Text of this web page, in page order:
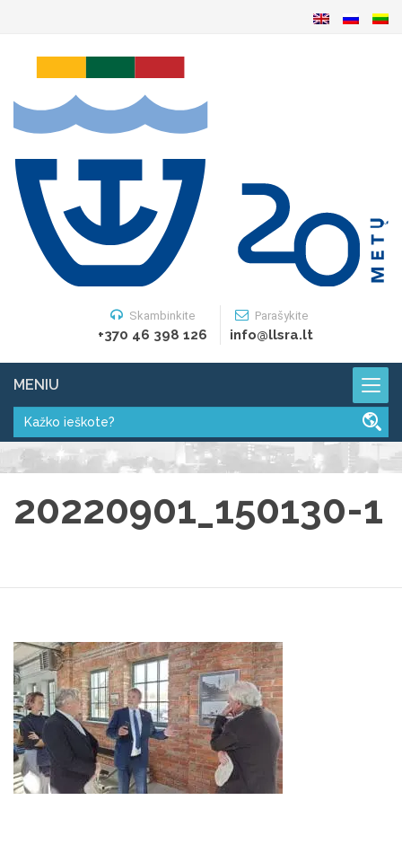
Skambinkite
+370 46 398 126
Parašykite
info@llsra.lt
MENIU
20220901_150130-1